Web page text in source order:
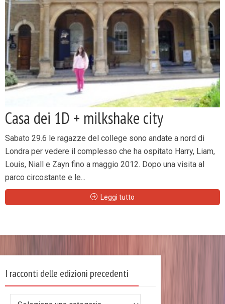
Casa dei 1D + milkshake city
Sabato 29.6 le ragazze del college sono andate a nord di
Londra per vedere il complesso che ha ospitato Harry, Liam,
Louis, Niall e Zayn fino a maggio 2012. Dopo una visita al
parco circostante e le...
Leggi tutto
I racconti delle edizioni precedenti